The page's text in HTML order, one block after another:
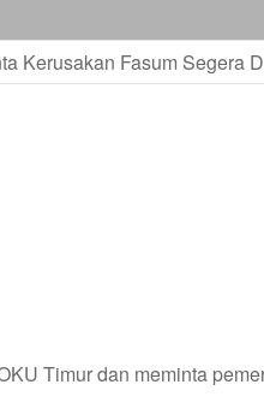
Kerusakan Fasum Segera
Timur dan meminta